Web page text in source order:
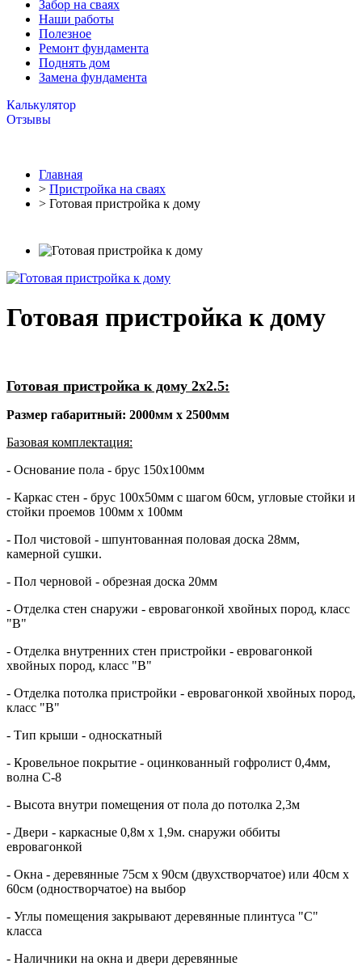
Забор на сваях
Наши работы
Полезное
Ремонт фундамента
Поднять дом
Замена фундамента
Калькулятор
Отзывы
Главная
> Пристройка на сваях
> Готовая пристройка к дому
Готовая пристройка к дому
Готовая пристройка к дому 2х2.5:
Размер габаритный: 2000мм х 2500мм
Базовая комплектация:
- Основание пола - брус 150х100мм
- Каркас стен - брус 100х50мм с шагом 60см, угловые стойки и
стойки проемов 100мм х 100мм
- Пол чистовой - шпунтованная половая доска 28мм,
камерной сушки.
- Пол черновой - обрезная доска 20мм
- Отделка стен снаружи - евровагонкой хвойных пород, класс
"В"
- Отделка внутренних стен пристройки - евровагонкой
хвойных пород, класс "В"
- Отделка потолка пристройки - евровагонкой хвойных пород,
класс "В"
- Тип крыши - односкатный
- Кровельное покрытие - оцинкованный гофролист 0,4мм,
волна С-8
- Высота внутри помещения от пола до потолка 2,3м
- Двери - каркасные 0,8м х 1,9м. снаружи оббиты
евровагонкой
- Окна - деревянные 75см х 90см (двухстворчатое) или 40см х
60см (одностворчатое) на выбор
- Углы помещения закрывают деревянные плинтуса "С"
класса
- Наличники на окна и двери деревянные